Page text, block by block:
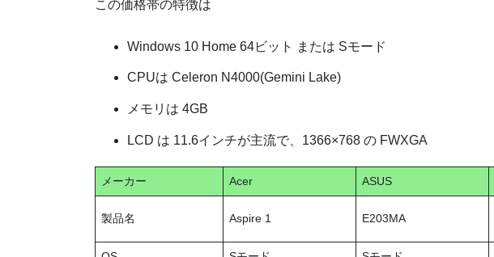
この価格帯の特徴は
Windows 10 Home 64ビット または Sモード
CPUは Celeron N4000(Gemini Lake)
メモリは 4GB
LCD は 11.6インチが主流で、1366×768 の FWXGA
メーカー Acer ASUS
製品名 Aspire 1 E203MA